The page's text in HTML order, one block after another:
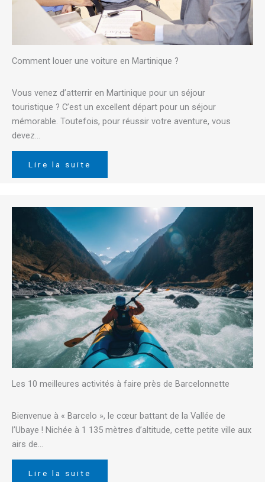
Comment louer une voiture en Martinique ?
Vous venez d’atterrir en Martinique pour un séjour
touristique ? C’est un excellent départ pour un séjour
mémorable. Toutefois, pour réussir votre aventure, vous
devez…
Lire la suite
Les 10 meilleures activités à faire près de Barcelonnette
Bienvenue à « Barcelo », le cœur battant de la Vallée de
l’Ubaye ! Nichée à 1 135 mètres d’altitude, cette petite ville aux
airs de…
Lire la suite